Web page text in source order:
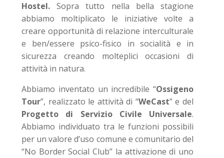
Hostel. Sopra tutto nella bella stagione
abbiamo moltiplicato le iniziative volte a
creare opportunità di relazione interculturale
e ben/essere psico-fisico in socialità e in
sicurezza creando molteplici occasioni di
attività in natura.
Abbiamo inventato un incredibile “Ossigeno
Tour”, realizzato le attività di “WeCast” e del
Progetto di Servizio Civile Universale.
Abbiamo individuato tra le funzioni possibili
per un valore d’uso comune e comunitario del
“No Border Social Club” la attivazione di uno